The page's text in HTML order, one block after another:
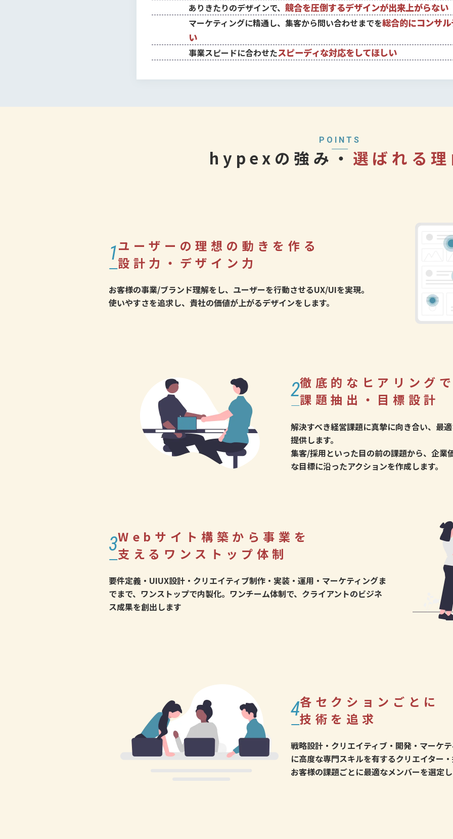
ありきたりのデザインで、競合を圧倒するデザインが出来上がらない
マーケティングに精通し、集客から問い合わせまでを総合的にコンサ
い
事業スピードに合わせたスピーディな対応をしてほしい
POINTS
hypexの強み・ 選ばれる
1ユーザーの理想の動きを作る
設計力・デザイン力
お客様の事業/ブランド理解をし、ユーザーを行動させるUX/UIを実現。
使いやすさを追求し、貴社の価値が上がるデザインをします。
2徹底的なヒアリング
課題抽出・目標設計
解決すべき経営課題に真摯に向き合い、最
提供します。
集客/採用といった目の前の課題から、企業
な目標に沿ったアクションを作成します。
3Webサイト構築から事業を
支えるワンストップ体制
要件定義・UIUX設計・クリエイティブ制作・実装・運用・マーケティングま
でまで、ワンストップで内製化。ワンチーム体制で、クライアントのビジネ
ス成果を創出します
4各セクションごとに
技術を追求
戦略設計・クリエイティブ・開発・マーケ
に高度な専門スキルを有するクリエイター
お客様の課題ごとに最適なメンバーを選定